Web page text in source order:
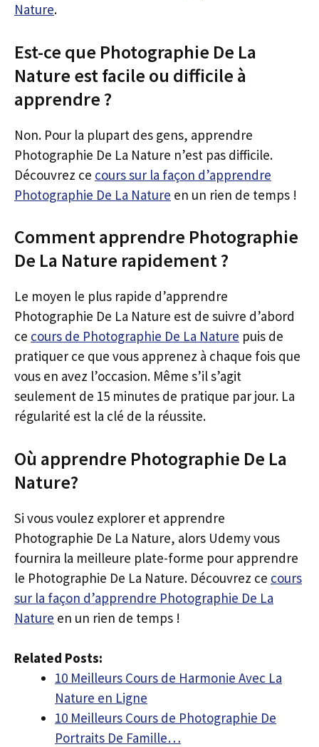
Nature.
Est-ce que Photographie De La
Nature est facile ou difficile à
apprendre ?
Non. Pour la plupart des gens, apprendre
Photographie De La Nature n’est pas difficile.
Découvrez ce cours sur la façon d’apprendre
Photographie De La Nature en un rien de temps !
Comment apprendre Photographie
De La Nature rapidement ?
Le moyen le plus rapide d’apprendre
Photographie De La Nature est de suivre d’abord
ce cours de Photographie De La Nature puis de
pratiquer ce que vous apprenez à chaque fois que
vous en avez l’occasion. Même s’il s’agit
seulement de 15 minutes de pratique par jour. La
régularité est la clé de la réussite.
Où apprendre Photographie De La
Nature?
Si vous voulez explorer et apprendre
Photographie De La Nature, alors Udemy vous
fournira la meilleure plate-forme pour apprendre
le Photographie De La Nature. Découvrez ce cours
sur la façon d’apprendre Photographie De La
Nature en un rien de temps !
Related Posts:
10 Meilleurs Cours de Harmonie Avec La
Nature en Ligne
10 Meilleurs Cours de Photographie De
Portraits De Famille…